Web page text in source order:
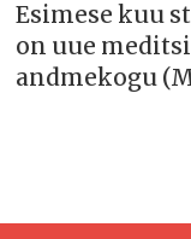
Esimese kuu
on uue
andmekogu